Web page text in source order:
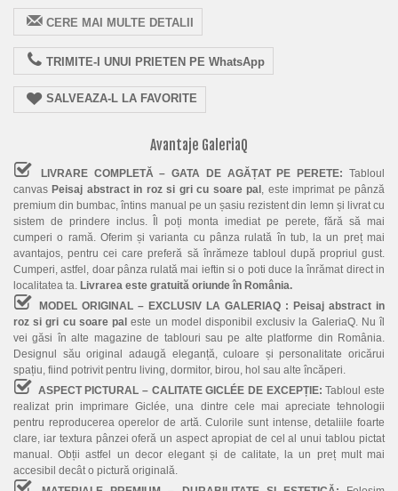
CERE MAI MULTE DETALII
TRIMITE-I UNUI PRIETEN PE WhatsApp
SALVEAZA-L LA FAVORITE
Avantaje GaleriaQ
LIVRARE COMPLETĂ – GATA DE AGĂȚAT PE PERETE:Tabloul
canvasPeisaj abstract in roz si gri cu soare pal, este imprimat pe pânză
premium din bumbac, întins manual pe un șasiu rezistent din lemn și livrat cu
sistem de prindere inclus. Îl poți monta imediat pe perete, fără să mai
cumperi o ramă. Oferim și varianta cu pânza rulată în tub, la un preț mai
avantajos, pentru cei care preferă să înrămeze tabloul după propriul gust.
Cumperi, astfel, doar pânza rulată mai ieftin si o poti duce la înrămat direct in
localitatea ta. Livrarea este gratuită oriunde în România.
MODEL ORIGINAL – EXCLUSIV LA GALERIAQ : Peisaj abstract in
roz si gri cu soare pal este un model disponibil exclusiv la GaleriaQ. Nu îl
vei găsi în alte magazine de tablouri sau pe alte platforme din România.
Designul său original adaugă eleganță, culoare și personalitate oricărui
spațiu, fiind potrivit pentru living, dormitor, birou, hol sau alte încăperi.
ASPECT PICTURAL – CALITATE GICLÉE DE EXCEPȚIE: Tabloul este
realizat prin imprimare Giclée, una dintre cele mai apreciate tehnologii
pentru reproducerea operelor de artă. Culorile sunt intense, detaliile foarte
clare, iar textura pânzei oferă un aspect apropiat de cel al unui tablou pictat
manual. Obții astfel un decor elegant și de calitate, la un preț mult mai
accesibil decât o pictură originală.